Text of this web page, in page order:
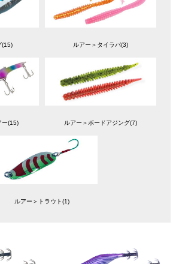
(15) ルアー＞タイラバ(3)
ー(15) ルアー＞ボードアジング(7)
ルアー＞トラウト(1)